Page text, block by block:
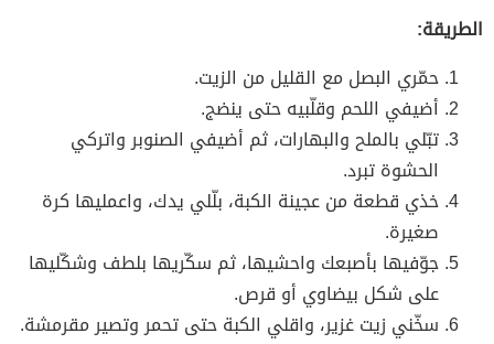
الطريقة:
حمّري البصل مع القليل من الزيت.
أضيفي اللحم وقلّبيه حتى ينضج.
تبّلي بالملح والبهارات، ثم أضيفي الصنوبر واتركي
الحشوة تبرد.
خذي قطعة من عجينة الكبة، بلّلي يدك، واعمليها كرة
صغيرة.
جوّفيها بأصبعك واحشيها، ثم سكّريها بلطف وشكّليها
على شكل بيضاوي أو قرص.
سخّني زيت غزير، واقلي الكبة حتى تحمر وتصير مقرمشة.